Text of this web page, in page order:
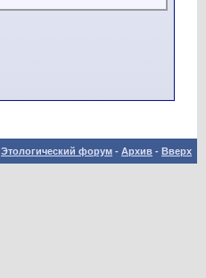
Этологический форум - Архив - Вверх